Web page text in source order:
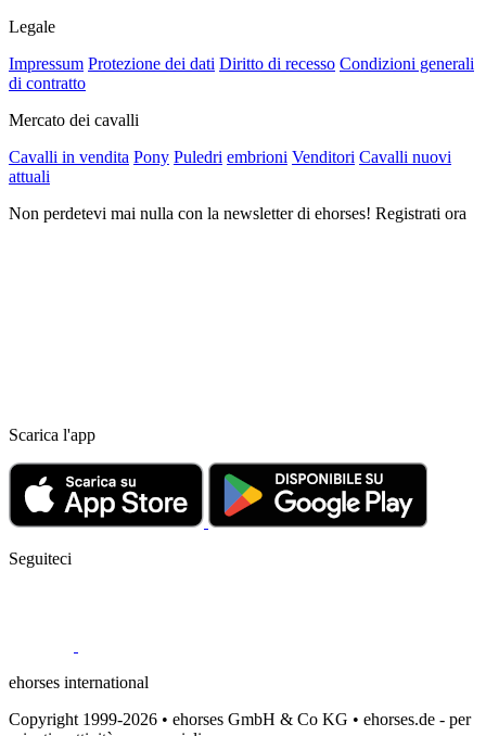
Legale
Impressum Protezione dei dati Diritto di recesso Condizioni generali
di contratto
Mercato dei cavalli
Cavalli in vendita Pony Puledri embrioni Venditori Cavalli nuovi
attuali
Non perdetevi mai nulla con la newsletter di ehorses! Registrati ora
Scarica l'app
Seguiteci
ehorses international
Copyright 1999-2026 • ehorses GmbH & Co KG • ehorses.de - per